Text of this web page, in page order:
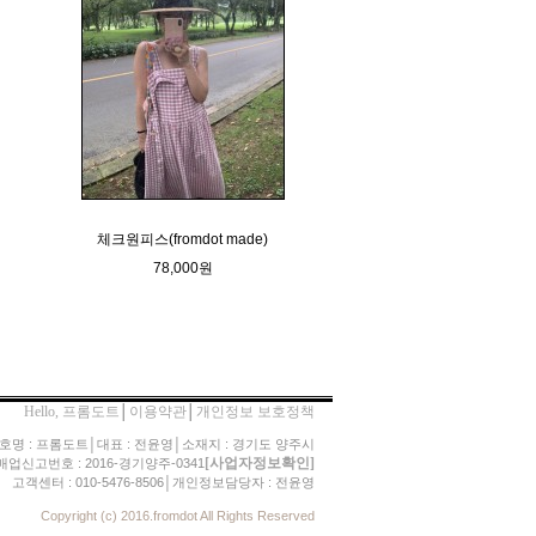
체크원피스(fromdot made)
78,000원
Hello, 프롬도트 이용약관│ 개인정보 보호정책
명 : 프롬도트│대표 : 전윤영│소재지 : 경기도 양주시
업신고번호 : 2016-경기양주-0341[사업자정보확인]
고객센터 : 010-5476-8506│개인정보담당자 : 전윤영
Copyright (c) 2016.fromdot All Rights Reserved